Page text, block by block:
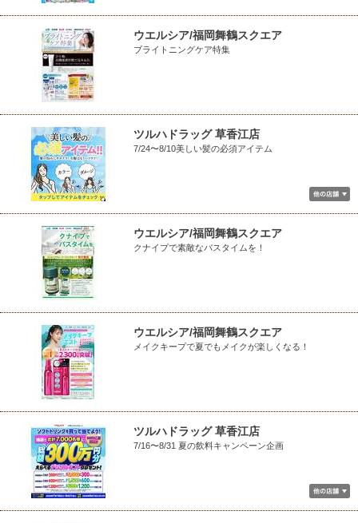
ウエルシア/福岡舞鶴スクエア
ブライトニングケア特集
ツルハドラッグ 草香江店
7/24〜8/10美しい髪の必須アイテム
ウエルシア/福岡舞鶴スクエア
クナイプで素敵なバスタイムを！
ウエルシア/福岡舞鶴スクエア
メイクキープで夏でもメイクが楽しくなる！
ツルハドラッグ 草香江店
7/16〜8/31 夏の飲料キャンペーン企画